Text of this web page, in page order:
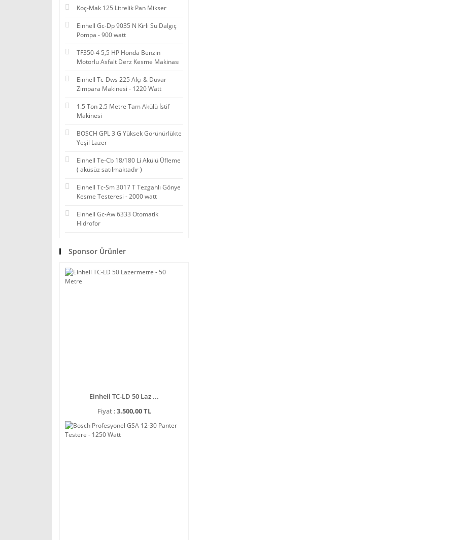
Koç-Mak 125 Litrelik Pan Mikser
Einhell Gc-Dp 9035 N Kirli Su Dalgıç
Pompa - 900 watt
TF350-4 5,5 HP Honda Benzin
Motorlu Asfalt Derz Kesme Makinası
Einhell Tc-Dws 225 Alçı & Duvar
Zımpara Makinesi - 1220 Watt
1.5 Ton 2.5 Metre Tam Akülü İstif
Makinesi
BOSCH GPL 3 G Yüksek Görünürlükte
Yeşil Lazer
Einhell Te-Cb 18/180 Li Akülü Üfleme
( aküsüz satılmaktadır )
Einhell Tc-Sm 3017 T Tezgahlı Gönye
Kesme Testeresi - 2000 watt
Einhell Gc-Aw 6333 Otomatik
Hidrofor
Sponsor Ürünler
Einhell TC-LD 50 Laz ...
Fiyat :3.500,00 TL